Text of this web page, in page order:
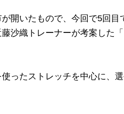
開いたもので、今回で5回目
沙織トレーナーが考案した
ったストレッチを中心に、